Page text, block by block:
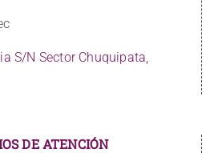
S/N Sector Chuquipata,
DE ATENCIÓN